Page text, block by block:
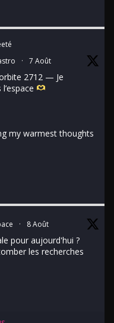
· 7 Août
2712 — Je
my warmest thoughts
· 8 Août
pour aujourd'hui ?
les recherches